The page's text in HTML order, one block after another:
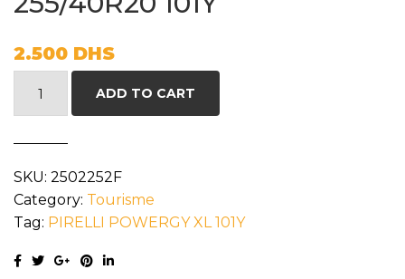
2.500 DHS
255/40R20
101Y
quantity
ADD TO CART
SKU: 2502252F
Category: Tourisme
Tag: PIRELLI POWERGY XL 101Y